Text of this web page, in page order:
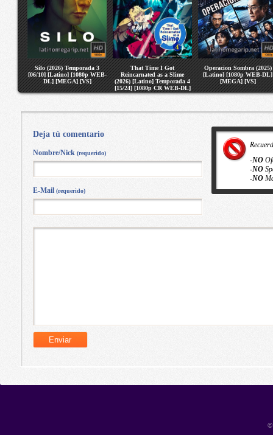
Silo (2026) Temporada 3
[06/10] [Latino] [1080p WEB-
DL] [MEGA] [VS]
That Time I Got
Reincarnated as a Slime
(2026) [Latino] Temporada 4
[15/24] [1080p CR WEB-DL]
[MEGA] [VS]
Operacion Sombra (2025)
[Latino] [1080p WEB-DL]
[MEGA] [VS]
-NO
-NO
-NO
Deja tú comentario
Nombre/Nick (requerido)
E-Mail (requerido)
©